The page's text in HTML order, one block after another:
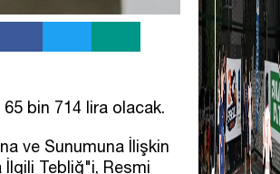
bin 714 lira olacak.
ve Sunumuna İlişkin
İlgili Tebliğ"i, Resmi